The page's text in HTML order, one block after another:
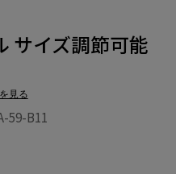
サイズ調節可能
見る
59-B11